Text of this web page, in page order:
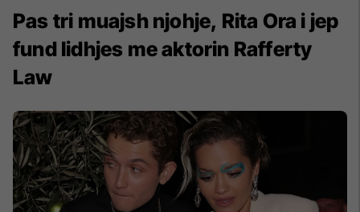
Pas tri muajsh njohje, Rita Ora i jep
fund lidhjes me aktorin Rafferty
Law